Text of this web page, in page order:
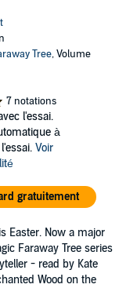
Tree, Volume
7 notations
l'essai.
à
Voir
gratuitement
Easter. Now a major
Faraway Tree series
- read by Kate
Wood on the